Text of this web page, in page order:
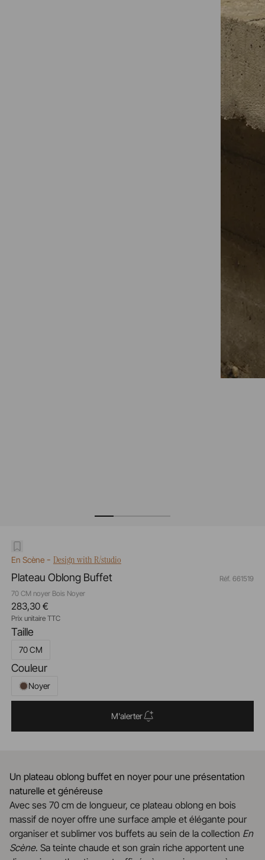
En Scène- Design with R/studio
Plateau Oblong Buffet
70 CM noyer Bois Noyer
Réf. 661519
Taille
70 CM
Couleur
Noyer
283,30 €
Prix unitaire TTC
M'alerter
Un plateau oblong buffet en noyer pour une présentation
naturelle et généreuse
Avec ses 70 cm de longueur, ce plateau oblong en bois
massif de noyer offre une surface ample et élégante pour
organiser et sublimer vos buffets au sein de la collection En
Scène. Sa teinte chaude et son grain riche apportent une